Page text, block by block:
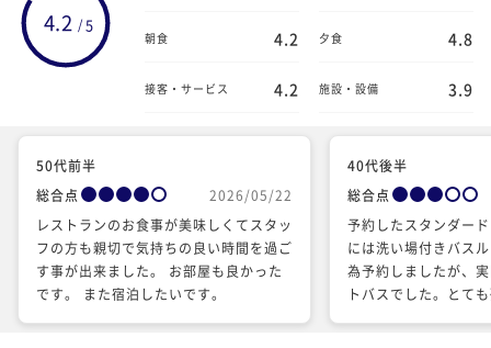
4.2 /5
朝食 4.2 夕食 4.8
接客・サービス 4.2 施設・設備 3.9
50代前半
総合点
2026/05/22
レストランのお食事が美味しくてスタッ
フの方も親切で気持ちの良い時間を過ご
す事が出来ました。 お部屋も良かった
です。 また宿泊したいです。
40代後半
総合点
予約したスタンダー
には洗い場付きバス
為予約しましたが、
トバスでした。とて